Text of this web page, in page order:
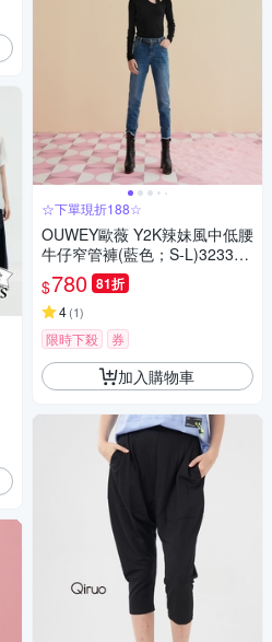
☆下單現折188☆
OUWEY歐薇 Y2K辣妹風中低腰
牛仔窄管褲(藍色；S-L)323339
8637
$780 81折
4(1)
限時下殺 券
加入購物車